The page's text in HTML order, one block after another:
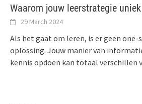
Waarom jouw leerstrategie
29 March 2024
Als het gaat om leren, is er geen
oplossing. Jouw manier van
kennis opdoen kan totaal verschillen